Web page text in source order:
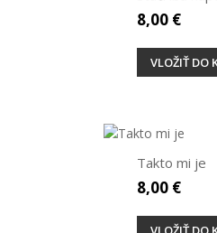
8,00 €
VLOŽIŤ DO
Takto mi je
8,00 €